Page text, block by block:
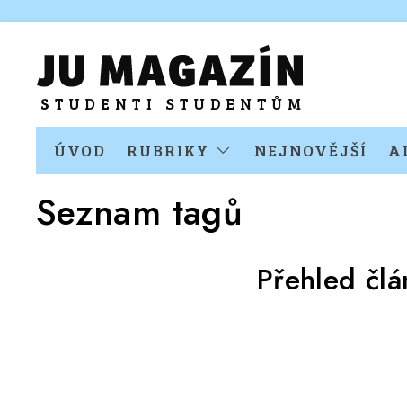
ÚVOD RUBRIKY NEJNOVĚJŠÍ
Seznam tagů
Přehled